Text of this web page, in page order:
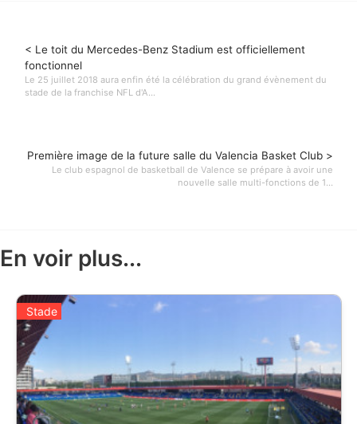
< Le toit du Mercedes-Benz Stadium est officiellement
fonctionnel
Le 25 juillet 2018 aura enfin été la célébration du grand évènement du
stade de la franchise NFL d'A...
Première image de la future salle du Valencia Basket Club >
Le club espagnol de basketball de Valence se prépare à avoir une
nouvelle salle multi-fonctions de 1...
En voir plus...
Stade